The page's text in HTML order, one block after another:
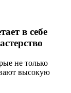
в себе
не только
высокую